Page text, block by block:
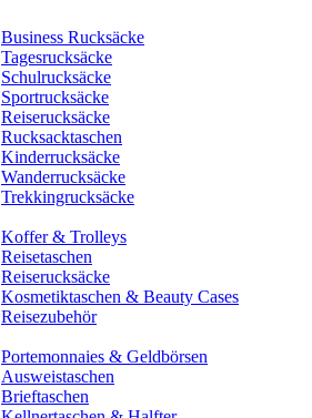
Business Rucksäcke
Tagesrucksäcke
Schulrucksäcke
Sportrucksäcke
Reiserucksäcke
Rucksacktaschen
Kinderrucksäcke
Wanderrucksäcke
Trekkingrucksäcke
Koffer & Trolleys
Reisetaschen
Reiserucksäcke
Kosmetiktaschen & Beauty Cases
Reisezubehör
Portemonnaies & Geldbörsen
Ausweistaschen
Brieftaschen